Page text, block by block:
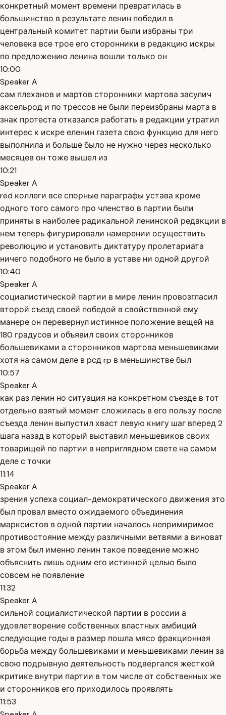
конкретный момент времени превратилась в
большинство в результате ленин победил в
центральный комитет партии были избраны три
человека все трое его сторонники в редакцию искры
по предложению ленина вошли только он
10:00
Speaker A
сам плеханов и мартов сторонники мартова засулич
аксельрод и по трессов не были переизбраны марта в
знак протеста отказался работать в редакции утратил
интерес к искре еленин газета свою функцию для него
выполнила и больше было не нужно через несколько
месяцев он тоже вышел из
10:21
Speaker A
red коллеги все спорные параграфы устава кроме
одного того самого про членство в партии были
приняты в наиболее радикальной ленинской редакции в
нем теперь фигурировали намерении осуществить
революцию и установить диктатуру пролетариата
ничего подобного не было в уставе ни одной другой
10:40
Speaker A
социалистической партии в мире ленин провозгласил
второй съезд своей победой в свойственной ему
манере он перевернул истинное положение вещей на
180 градусов и объявил своих сторонников
большевиками а сторонников мартова меньшевиками
хотя на самом деле в рсд rp в меньшинстве был
10:57
Speaker A
как раз ленин но ситуация на конкретном съезде в тот
отдельно взятый момент сложилась в его пользу после
съезда ленин выпустил хваст левую книгу шаг вперед 2
шага назад в который выставил меньшевиков своих
товарищей по партии в неприглядном свете на самом
деле с точки
11:14
Speaker A
зрения успеха социал-демократического движения это
был провал вместо ожидаемого объединения
марксистов в одной партии началось непримиримое
противостояние между различными ветвями а виноват
в этом был именно ленин такое поведение можно
объяснить лишь одним его истинной целью было
совсем не появление
11:32
Speaker A
сильной социалистической партии в россии а
удовлетворение собственных властных амбиций
следующие годы в размер пошла мясо фракционная
борьба между большевиками и меньшевиками ленин за
свою подрывную деятельность подвергался жесткой
критике внутри партии в том числе от собственных же
и сторонников его приходилось проявлять
11:53